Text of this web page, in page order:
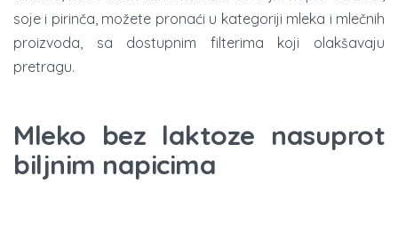
soje i pirinča, možete pronaći u kategoriji mleka i mlečnih
proizvoda, sa dostupnim filterima koji olakšavaju
pretragu.
Mleko bez laktoze nasuprot
biljnim napicima